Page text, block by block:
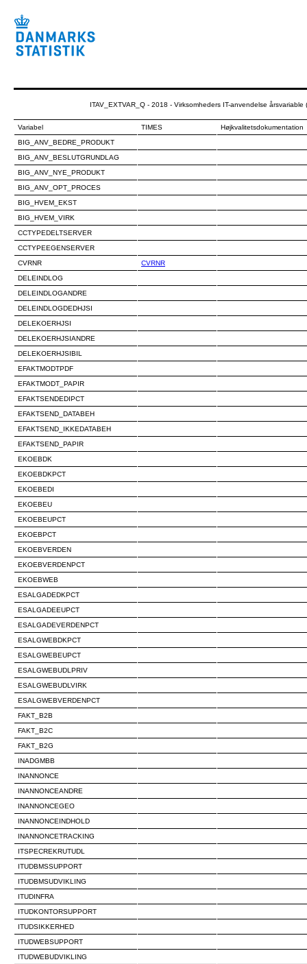
ITAV_EXTVAR_Q - 2018 - Virksomheders IT-anvendelse årsvariable
Variabel TIMES
Højkvalitetsdokumentation
BIG_ANV_BEDRE_PRODUKT
BIG_ANV_BESLUTGRUNDLAG
BIG_ANV_NYE_PRODUKT
BIG_ANV_OPT_PROCES
BIG_HVEM_EKST
BIG_HVEM_VIRK
CCTYPEDELTSERVER
CCTYPEEGENSERVER
CVRNR
CVRNR
DELEINDLOG
DELEINDLOGANDRE
DELEINDLOGDEDHJSI
DELEKOERHJSI
DELEKOERHJSIANDRE
DELEKOERHJSIBIL
EFAKTMODTPDF
EFAKTMODT_PAPIR
EFAKTSENDEDIPCT
EFAKTSEND_DATABEH
EFAKTSEND_IKKEDATABEH
EFAKTSEND_PAPIR
EKOEBDK
EKOEBDKPCT
EKOEBEDI
EKOEBEU
EKOEBEUPCT
EKOEBPCT
EKOEBVERDEN
EKOEBVERDENPCT
EKOEBWEB
ESALGADEDKPCT
ESALGADEEUPCT
ESALGADEVERDENPCT
ESALGWEBDKPCT
ESALGWEBEUPCT
ESALGWEBUDLPRIV
ESALGWEBUDLVIRK
ESALGWEBVERDENPCT
FAKT_B2B
FAKT_B2C
FAKT_B2G
INADGMBB
INANNONCE
INANNONCEANDRE
INANNONCEGEO
INANNONCEINDHOLD
INANNONCETRACKING
ITSPECREKRUTUDL
ITUDBMSSUPPORT
ITUDBMSUDVIKLING
ITUDINFRA
ITUDKONTORSUPPORT
ITUDSIKKERHED
ITUDWEBSUPPORT
ITUDWEBUDVIKLING